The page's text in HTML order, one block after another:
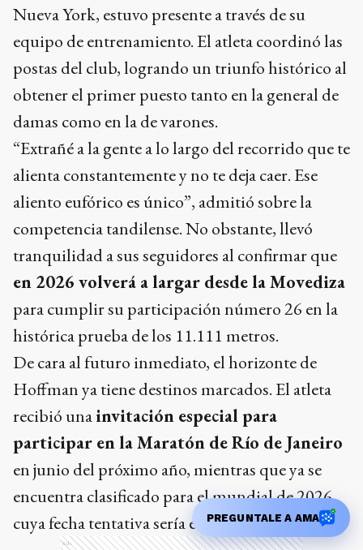
Nueva York, estuvo presente a través de su
equipo de entrenamiento. El atleta coordinó las
postas del club, logrando un triunfo histórico al
obtener el primer puesto tanto en la general de
damas como en la de varones.
“Extrañé a la gente a lo largo del recorrido que te
alienta constantemente y no te deja caer. Ese
aliento eufórico es único”, admitió sobre la
competencia tandilense. No obstante, llevó
tranquilidad a sus seguidores al confirmar que
en 2026 volverá a largar desde la Movediza
para cumplir su participación número 26 en la
histórica prueba de los 11.111 metros.
De cara al futuro inmediato, el horizonte de
Hoffman ya tiene destinos marcados. El atleta
recibió unainvitación especial para
participar en la Maratón de Río de Janeiro
en junio del próximo año, mientras que ya se
encuentra clasificado para el mundial de 2026,
cuya fecha tentativa sería en el mes de agosto.
Ads
PREGUNTALE A AMA